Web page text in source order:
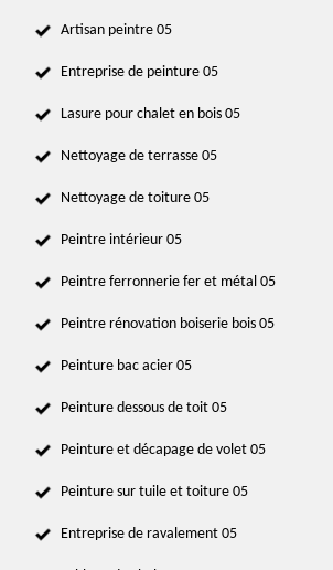
Artisan peintre 05
Entreprise de peinture 05
Lasure pour chalet en bois 05
Nettoyage de terrasse 05
Nettoyage de toiture 05
Peintre intérieur 05
Peintre ferronnerie fer et métal 05
Peintre rénovation boiserie bois 05
Peinture bac acier 05
Peinture dessous de toit 05
Peinture et décapage de volet 05
Peinture sur tuile et toiture 05
Entreprise de ravalement 05